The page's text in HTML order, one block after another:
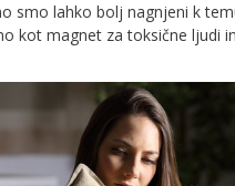
smo lahko bolj nagnjeni k
kot magnet za toksične ljudi
vprašanja: Zakaj? Zakaj
to lahko zgodilo? In kot to ni
tega ne razume niti okolica, ki
obremeni našo samozavest s
obsojanjem: Kako ne vidiš